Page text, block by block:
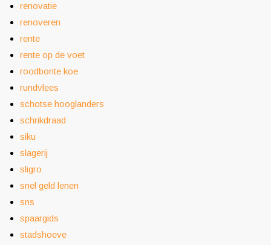
renovatie
renoveren
rente
rente op de voet
roodbonte koe
rundvlees
schotse hooglanders
schrikdraad
siku
slagerij
sligro
snel geld lenen
sns
spaargids
stadshoeve